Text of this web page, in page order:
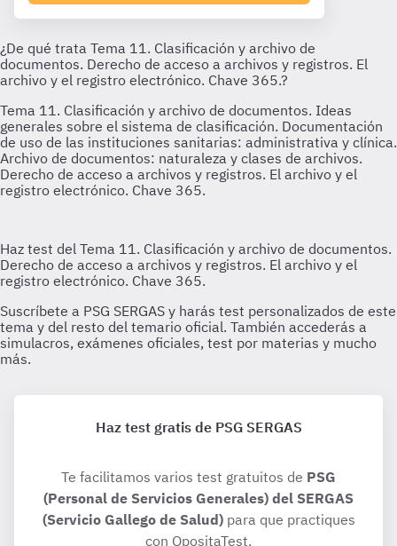
Haz test gratis de PSG SERGAS
Te facilitamos varios test gratuitos de PSG
(Personal de Servicios Generales) del SERGAS
(Servicio Gallego de Salud)para que practiques
con OpositaTest.